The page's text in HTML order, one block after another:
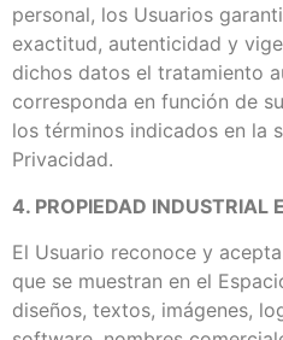
personal, los Usuarios
exactitud, autenticidad y
dichos datos el tratamiento
corresponda en función de
los términos indicados en la
Privacidad.
4. PROPIEDAD INDUSTRIAL
El Usuario reconoce y
que se muestran en el
diseños, textos, imágenes,